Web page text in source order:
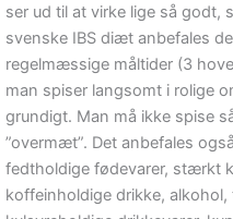
ser ud til at virke lige så godt,
svenske IBS diæt anbefales
regelmæssige måltider (3
man spiser langsomt i rolige
grundigt. Man må ikke spise
”overmæt”. Det anbefales
fedtholdige fødevarer, stærkt
koffeinholdige drikke,